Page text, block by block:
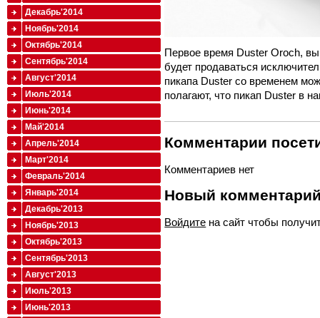
Первое время Duster Oroch,
будет продаваться
пикапа Duster со временем
полагают, что пикап Duster в
Комментарии
Комментариев нет
Новый
Войдите на сайт чтобы
Декабрь'2014
Ноябрь'2014
Октябрь'2014
Сентябрь'2014
Август'2014
Июль'2014
Июнь'2014
Май'2014
Апрель'2014
Март'2014
Февраль'2014
Январь'2014
Декабрь'2013
Ноябрь'2013
Октябрь'2013
Сентябрь'2013
Август'2013
Июль'2013
Июнь'2013